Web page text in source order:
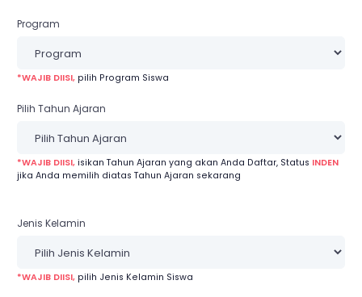
Program
*WAJIB DIISI, pilih Program Siswa
Pilih Tahun Ajaran
*WAJIB DIISI, isikan Tahun Ajaran yang akan Anda Daftar, Status INDEN
jika Anda memilih diatas Tahun Ajaran sekarang
Jenis Kelamin
*WAJIB DIISI, pilih Jenis Kelamin Siswa